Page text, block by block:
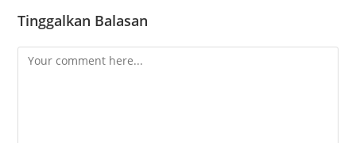
Tinggalkan Balasan
Comment